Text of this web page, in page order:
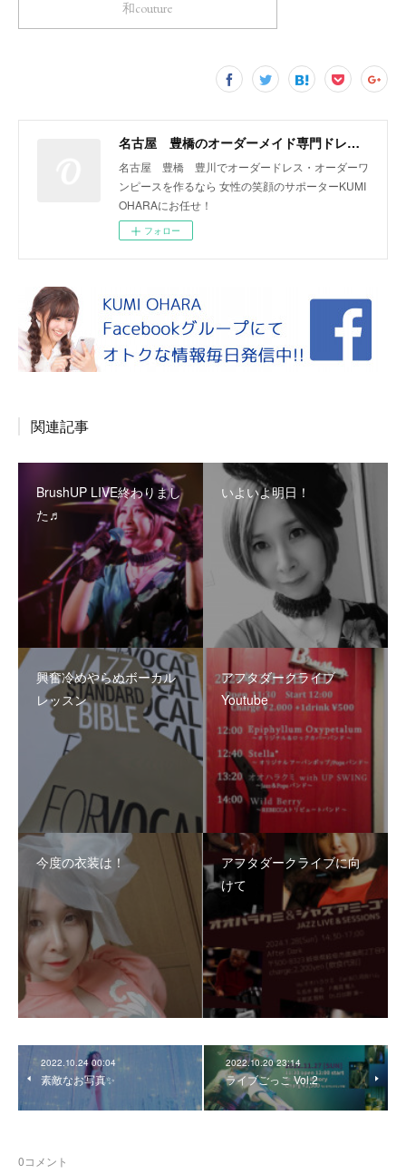
和couture
名古屋 豊橋のオーダーメイド専門ドレスデザイナー KUMI OHARA
名古屋 豊橋 豊川でオーダードレス・オーダーワ
ンピースを作るなら 女性の笑顔のサポーターKUMI
OHARAにお任せ！
フォロー
関連記事
BrushUP LIVE終わりまし
た♬
いよいよ明日！
興奮冷めやらぬボーカル
レッスン
アフタダークライブ
Youtube
今度の衣装は！
アフタダークライブに向
けて
2022.10.24 00:04
素敵なお写真✨
2022.10.20 23:14
ライブごっこ Vol.2
0コメント